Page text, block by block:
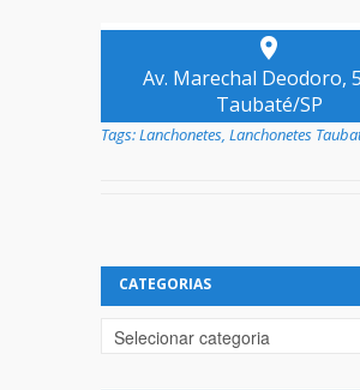
Av. Marechal Deodoro,
Taubaté/SP
Tags:Lanchonetes, Lanchonetes
CATEGORIAS
Categorias